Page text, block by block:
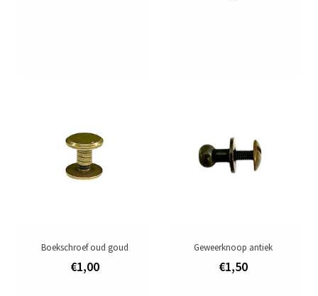
Boekschroef oud goud
€1,00
Geweerknoop antiek
€1,50